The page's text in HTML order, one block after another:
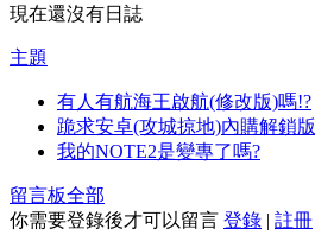
現在還沒有日誌
主題
有人有航海王啟航(修改版)嗎!?
跪求安卓(攻城掠地)內購解鎖版
我的NOTE2是變專了嗎?
留言板全部
你需要登錄後才可以留言 登錄 | 註冊